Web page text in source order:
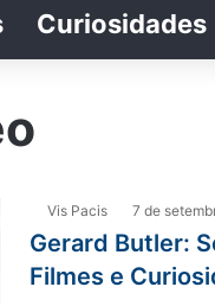
Curiosidades
Vis Pacis 7 de
Gerard Butler:
Filmes e